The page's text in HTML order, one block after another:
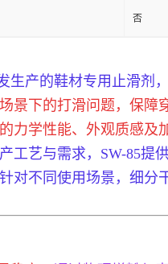
否
生产的鞋材专用止滑剂
景下的打滑问题，保障
力学性能、外观质感及
工艺与需求，SW-85提
对不同使用场景，细分